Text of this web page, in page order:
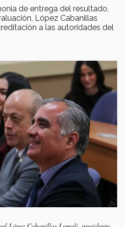
de entrega del resultado,
López Cabanillas
a las autoridades del